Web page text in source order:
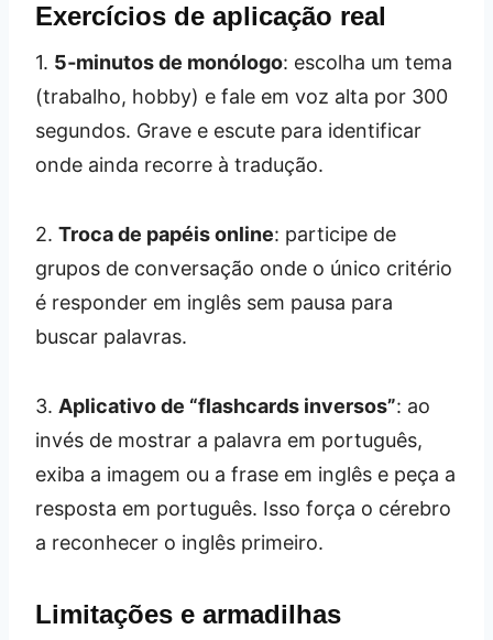
Exercícios de aplicação real
1. 5‑minutos de monólogo: escolha um tema
(trabalho, hobby) e fale em voz alta por 300
segundos. Grave e escute para identificar
onde ainda recorre à tradução.
2. Troca de papéis online: participe de
grupos de conversação onde o único critério
é responder em inglês sem pausa para
buscar palavras.
3. Aplicativo de “flashcards inversos”: ao
invés de mostrar a palavra em português,
exiba a imagem ou a frase em inglês e peça a
resposta em português. Isso força o cérebro
a reconhecer o inglês primeiro.
Limitações e armadilhas